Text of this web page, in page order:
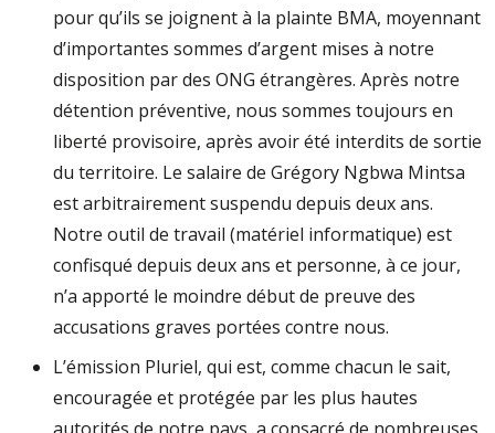
pour qu’ils se joignent à la plainte BMA, moyennant
d’importantes sommes d’argent mises à notre
disposition par des ONG étrangères. Après notre
détention préventive, nous sommes toujours en
liberté provisoire, après avoir été interdits de sortie
du territoire. Le salaire de Grégory Ngbwa Mintsa
est arbitrairement suspendu depuis deux ans.
Notre outil de travail (matériel informatique) est
confisqué depuis deux ans et personne, à ce jour,
n’a apporté le moindre début de preuve des
accusations graves portées contre nous.
L’émission Pluriel, qui est, comme chacun le sait,
encouragée et protégée par les plus hautes